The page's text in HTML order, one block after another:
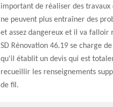
important de réaliser des travaux
ne peuvent plus entraîner des
et assez dangereux et il va falloir
SD Rénovation 46.19 se charge
qu'il établit un devis qui est
recueillir les renseignements
de fil.